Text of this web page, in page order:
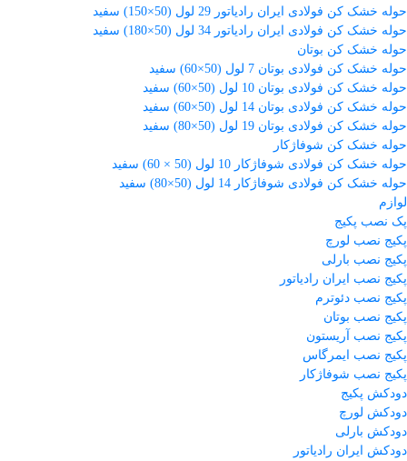
حوله خشک کن فولادی ایران رادیاتور 29 لول (50×150) سفید
حوله خشک کن فولادی ایران رادیاتور 34 لول (50×180) سفید
حوله خشک کن بوتان
حوله خشک کن فولادی بوتان 7 لول (50×60) سفید
حوله خشک کن فولادی بوتان 10 لول (50×60) سفید
حوله خشک کن فولادی بوتان 14 لول (50×60) سفید
حوله خشک کن فولادی بوتان 19 لول (50×80) سفید
حوله خشک کن شوفاژکار
حوله خشک کن فولادی شوفاژکار 10 لول (50 × 60) سفید
حوله خشک کن فولادی شوفاژکار 14 لول (50×80) سفید
لوازم
پک نصب پکیج
پکیج نصب لورچ
پکیج نصب بارلی
پکیج نصب ایران رادیاتور
پکیج نصب دئوترم
پکیج نصب بوتان
پکیج نصب آریستون
پکیج نصب ایمرگاس
پکیج نصب شوفاژکار
دودکش پکیج
دودکش لورچ
دودکش بارلی
دودکش ایران رادیاتور